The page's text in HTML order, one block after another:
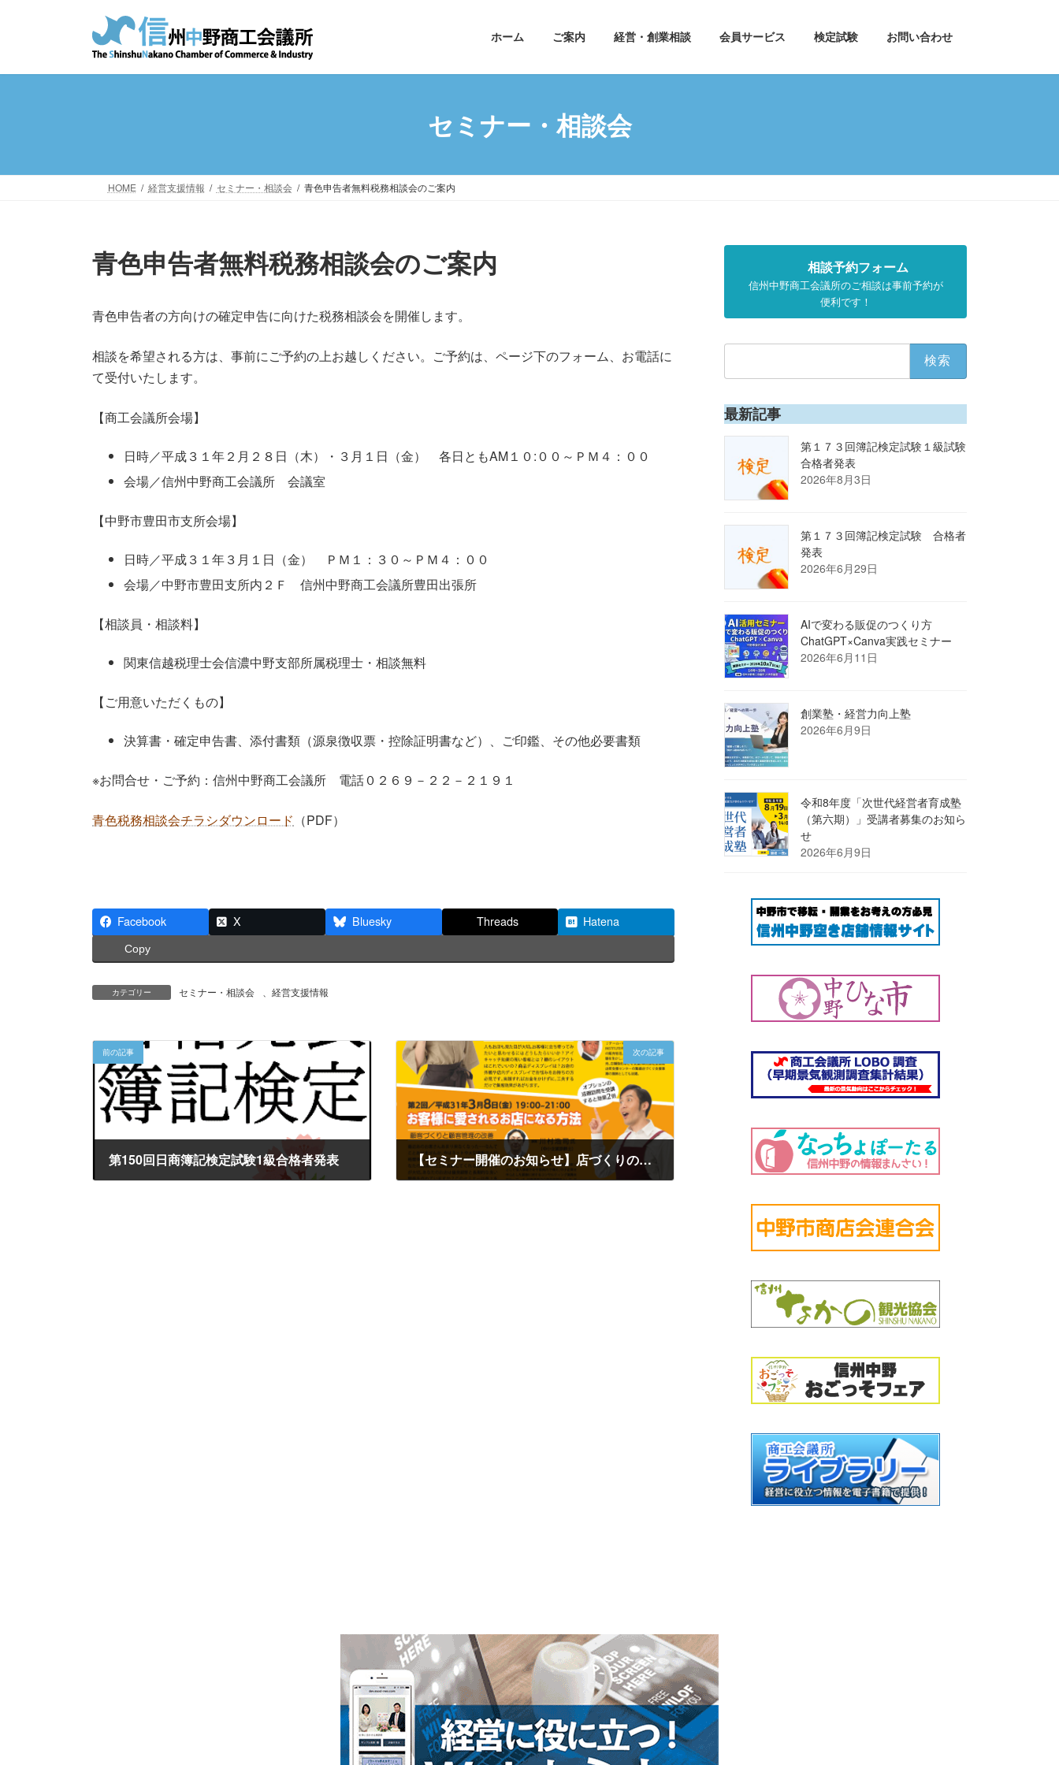
プ
動
ホーム ご案内 経営・創業相談 会員サービス 検定試験 お問い合わせ
セミナー・相談会
HOME 経営支援情報 セミナー・相談会 青色申告者無料税務相談会のご案内
青色申告者無料税務相談会のご案内
青色申告者の方向けの確定申告に向けた税務相談会を開催します。
相談を希望される方は、事前にご予約の上お越しください。ご予約は、ページ下のフォーム、お電話に
て受付いたします。
【商工会議所会場】
日時／平成３１年２月２８日（木）・３月１日（金） 各日ともAM１０:００～ＰＭ４：００
会場／信州中野商工会議所 会議室
【中野市豊田市支所会場】
日時／平成３１年３月１日（金） ＰＭ１：３０～ＰＭ４：００
会場／中野市豊田支所内２Ｆ 信州中野商工会議所豊田出張所
【相談員・相談料】
関東信越税理士会信濃中野支部所属税理士・相談無料
【ご用意いただくもの】
決算書・確定申告書、添付書類（源泉徴収票・控除証明書など）、ご印鑑、その他必要書類
※お問合せ・ご予約：信州中野商工会議所 電話０２６９－２２－２１９１
青色税務相談会チラシダウンロード （PDF）
Facebook X Bluesky Threads Hatena
Copy
カテゴリー セミナー・相談会 経営支援情報
前の記事
第150回日商簿記検定試験1級合格者発表
次の記事
【セミナー開催のお知らせ】店づくりのプロが教える店舗改善セミナー
相談予約フォーム
信州中野商工会議所のご相談は事前予約が
便利です！
最新記事
第１７３回簿記検定試験１級試験
合格者発表
2026年8月3日
第１７３回簿記検定試験 合格者
発表
2026年6月29日
AIで変わる販促のつくり方
ChatGPT×Canva実践セミナー
2026年6月11日
創業塾・経営力向上塾
2026年6月9日
令和8年度「次世代経営者育成塾
（第六期）」受講者募集のお知ら
せ
2026年6月9日